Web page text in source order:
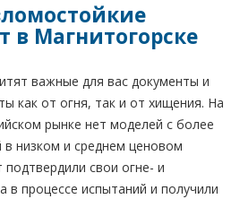
в Магнитогорске
важные для вас документы и
как от огня, так и от хищения. На
рынке нет моделей с более
низком и среднем ценовом
свои огне- и
в процессе испытаний и получили